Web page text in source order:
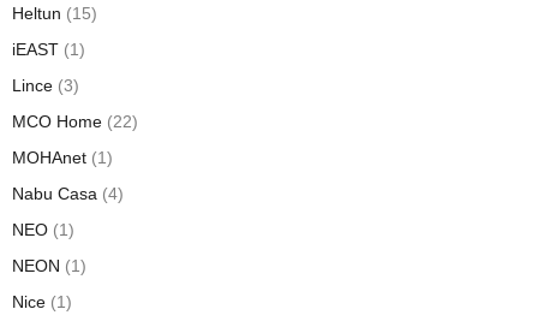
Heltun (15)
iEAST (1)
Lince (3)
MCO Home (22)
MOHAnet (1)
Nabu Casa (4)
NEO (1)
NEON (1)
Nice (1)